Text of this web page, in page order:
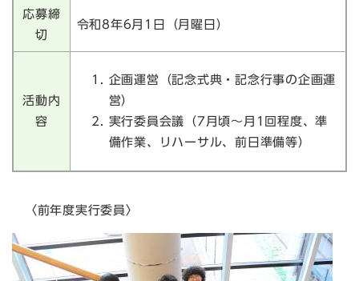
応募締
切
令和8年6月1日（月曜日）
活動内
容
企画運営（記念式典・記念行事の企画運
営）
実行委員会議（7月頃～月1回程度、準
備作業、リハーサル、前日準備等）
〈前年度実行委員〉